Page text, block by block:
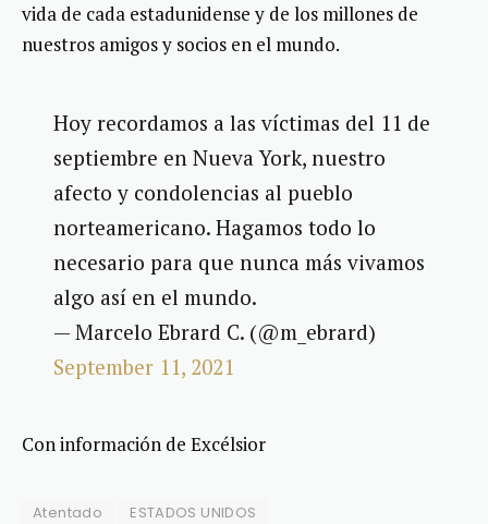
vida de cada estadunidense y de los millones de
nuestros amigos y socios en el mundo.
Hoy recordamos a las víctimas del 11 de
septiembre en Nueva York, nuestro
afecto y condolencias al pueblo
norteamericano. Hagamos todo lo
necesario para que nunca más vivamos
algo así en el mundo.
— Marcelo Ebrard C. (@m_ebrard)
September 11, 2021
Con información de Excélsior
Atentado
ESTADOS UNIDOS